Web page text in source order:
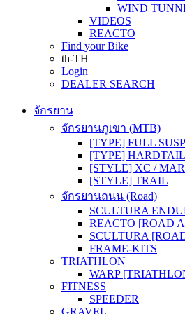
WIND
VIDEOS
REACTO
Find your Bike
th-TH
Login
DEALER SEARCH
จักรยาน
จักรยานภูเขา (MTB)
[TYPE] FULL
[TYPE]
[STYLE] XC /
[STYLE] TRAIL
จักรยานถนน (Road)
SCULTURA
REACTO [ROAD
SCULTURA
FRAME-KITS
TRIATHLON
WARP
FITNESS
SPEEDER
GRAVEL